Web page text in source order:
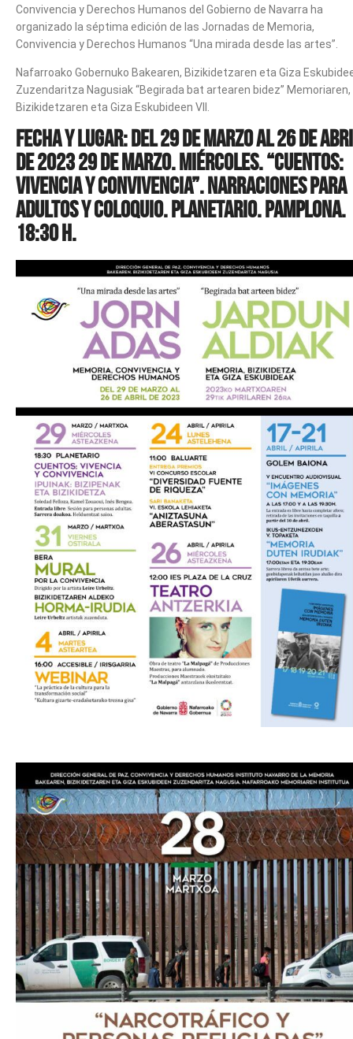
Convivencia y Derechos Humanos del Gobierno de Navarra ha
organizado la séptima edición de las Jornadas de Memoria,
Convivencia y Derechos Humanos “Una mirada desde las artes”.
Nafarroako Gobernuko Bakearen, Bizikidetzaren eta Giza
Zuzendaritza Nagusiak “Begirada bat artearen bidez” Memoriaren,
Bizikidetzaren eta Giza Eskubideen VII.
Fecha y lugar: del 29 de marzo al 26 de
de 2023 29 de marzo. Miércoles. “Cuentos:
Vivencia y Convivencia”. Narraciones para
adultos y coloquio. Planetario. Pamplona.
18:30 h.